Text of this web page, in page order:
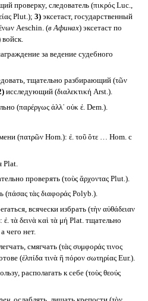
проверку, следователь (πικρός Luc.,
Plut.); 3)эксетаст, государственный
Aeschin. (в Афинах) эксетаст по
за ведение судебного
тщательно разбирающий (τῶν
исследующий (διαλεκτική Arst.).
(παρέργως ἀλλ᾽ οὐκ ἐ. Dem.).
(πατρῶν Hom.): ἐ. τοῦ ὅτε … Hom. с
Plat.
проверять (τοὺς ἄρχοντας Plut.).
(πάσας τὰς διαφοράς Polyb.).
всячески избрать (τὴν αὐθάδειαν
ἐ. τὰ δεινὰ καὶ τὰ μή Plat. тщательно
чего нет.
смягчать (τὰς συμφοράς τινος
(ἐλπίδα τινὰ ἢ πόρον σωτηρίας Eur.).
располагать к себе (τοὺς θεούς